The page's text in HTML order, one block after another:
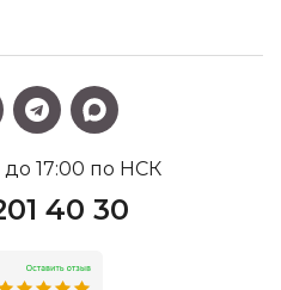
17:00 по НСК
40 30